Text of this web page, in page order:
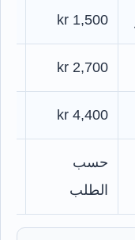
1,500 kr
2,700 kr
4,400 kr
حسب
الطلب